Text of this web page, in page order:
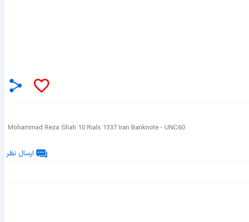
Mohammad Reza Shah 10 Rials 1337 Iran Banknote - UNC60
ارسال نظر